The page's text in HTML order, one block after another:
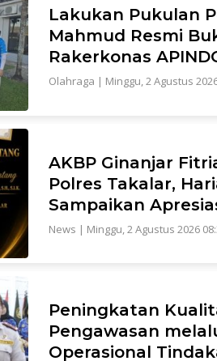
Lakukan Pukulan
Mahmud Resmi
Rakerkonas
Olahraga | Minggu, 2 Agustus
AKBP Ginanjar
Polres Takalar,
Sampaikan
News | Minggu, 2 Agustus 2026
Peningkatan
Pengawasan
Operasional